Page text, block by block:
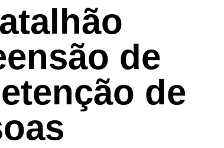
de
de